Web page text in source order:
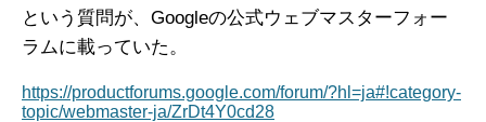
という質問が、Googleの公式ウェブマスターフォー
ラムに載っていた。
https://productforums.google.com/forum/?hl=ja#!category-
topic/webmaster-ja/ZrDt4Y0cd28